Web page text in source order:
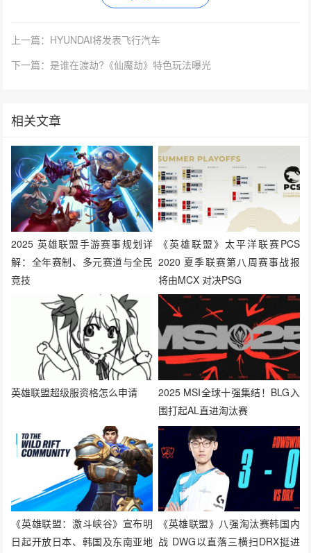
上一篇：HYUNDAI将发表飞行汽车
下一篇：是谁在渡劫?《仙魔劫》特色玩法曝光
相关文章
2025 英雄联盟手游赛事规划详
解：全年赛制、多元赛道与全民
竞技
《英雄联盟》太平洋联赛PCS
2020 夏季联赛第八周赛事战报
将由MCX 对决PSG
英雄联盟超级服资格怎么申请
2025 MSI全球十强集结！BLG入
围打起AL直进淘汰赛
《英雄联盟：激斗峡谷》宣布明
日起开放日本、韩国及东南亚地
《英雄联盟》八强淘汰赛韩国内
战 DWG以直落三横扫DRX挺进